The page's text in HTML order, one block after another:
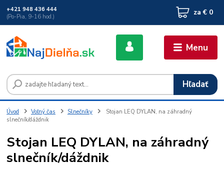
Menu
Hľadať
+421 948 436 444
(Po-Pia, 9-16 hod.)
za € 0
Úvod Voľný čas Slnečníky
Stojan LEQ DYLAN, na záhradný
slnečník/dáždnik
Stojan LEQ DYLAN, na záhradný
slnečník/dáždnik